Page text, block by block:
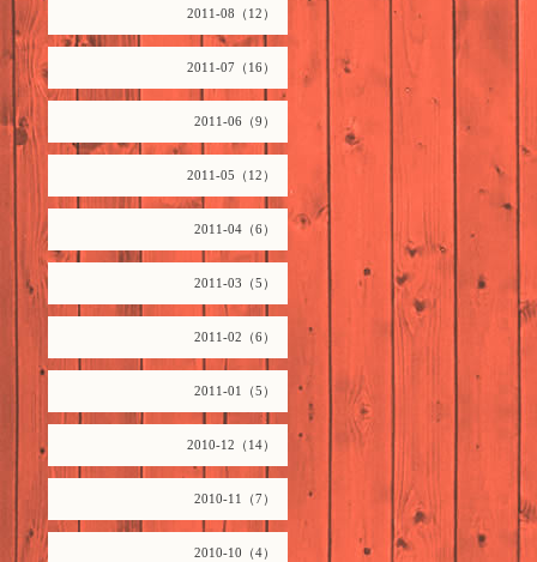
2011-08（12）
2011-07（16）
2011-06（9）
2011-05（12）
2011-04（6）
2011-03（5）
2011-02（6）
2011-01（5）
2010-12（14）
2010-11（7）
2010-10（4）